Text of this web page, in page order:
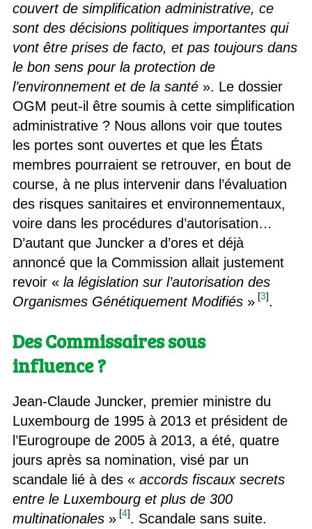
couvert de simplification administrative, ce
sont des décisions politiques importantes qui
vont être prises de facto, et pas toujours dans
le bon sens pour la protection de
l’environnement et de la santé». Le dossier
OGM peut-il être soumis à cette simplification
administrative ? Nous allons voir que toutes
les portes sont ouvertes et que les États
membres pourraient se retrouver, en bout de
course, à ne plus intervenir dans l’évaluation
des risques sanitaires et environnementaux,
voire dans les procédures d’autorisation…
D’autant que Juncker a d’ores et déjà
annoncé que la Commission allait justement
revoir « la législation sur l’autorisation des
Organismes Génétiquement Modifiés» [3].
Des Commissaires sous
influence ?
Jean-Claude Juncker, premier ministre du
Luxembourg de 1995 à 2013 et président de
l’Eurogroupe de 2005 à 2013, a été, quatre
jours après sa nomination, visé par un
scandale lié à des « accords fiscaux secrets
entre le Luxembourg et plus de 300
multinationales» [4]. Scandale sans suite.